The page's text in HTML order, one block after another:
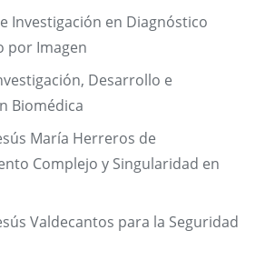
Investigación en Diagnóstico
por Imagen
Desarrollo e
Biomédica
María Herreros de
Complejo y Singularidad en
Valdecantos para la Seguridad